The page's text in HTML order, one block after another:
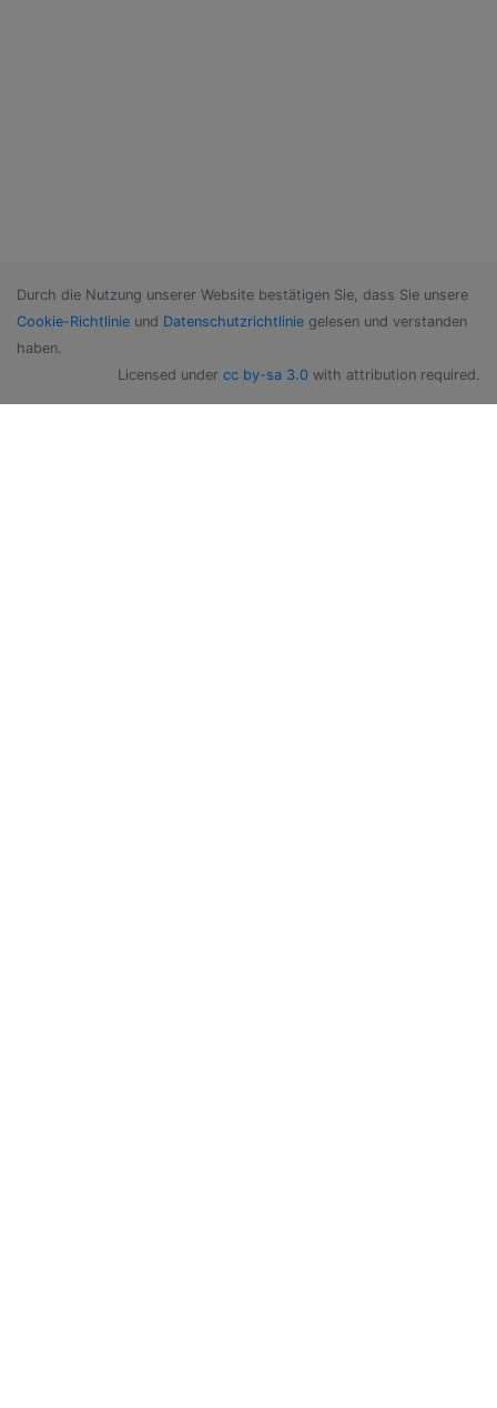
Durch die Nutzung unserer Website bestätigen Sie, dass Sie unsere
Cookie-Richtlinie und Datenschutzrichtlinie gelesen und verstanden
haben.
Licensed under cc by-sa 3.0 with attribution required.